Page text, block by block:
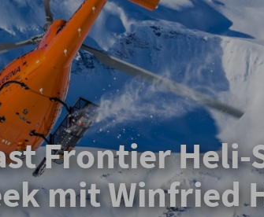
Frontier Heli-
mit Winfried